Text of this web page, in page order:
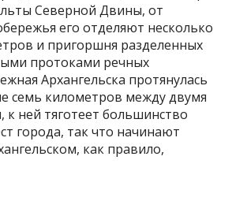
Северной Двины, от
его отделяют несколько
и пригоршня разделенных
протоками речных
Архангельска протянулась
семь километров между двумя
к ней тяготеет большинство
города, так что начинают
как правило,